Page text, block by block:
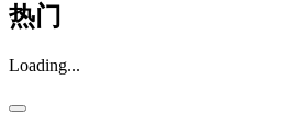
热门
Loading...